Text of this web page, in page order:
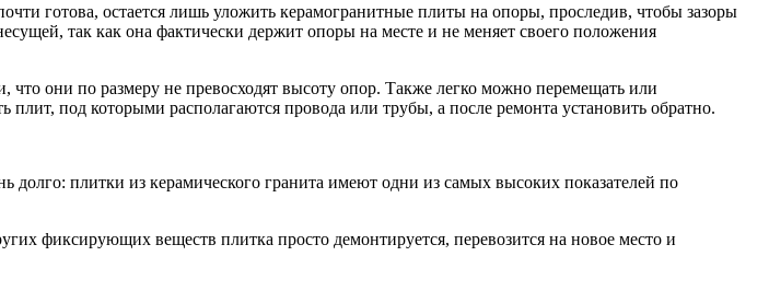
готова, остается лишь уложить керамогранитные плиты на опоры, проследив, чтобы зазоры
так как она фактически держит опоры на месте и не меняет своего положения
они по размеру не превосходят высоту опор. Также легко можно перемещать или
под которыми располагаются провода или трубы, а после ремонта установить обратно.
долго: плитки из керамического гранита имеют одни из самых высоких показателей по
фиксирующих веществ плитка просто демонтируется, перевозится на новое место и